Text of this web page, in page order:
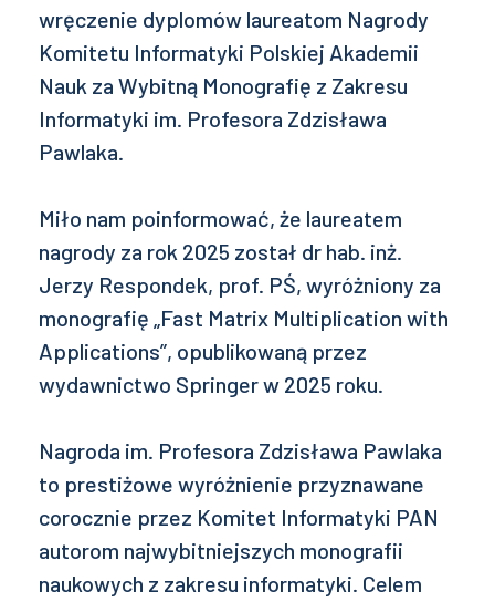
wręczenie dyplomów laureatom Nagrody
Komitetu Informatyki Polskiej Akademii
Nauk za Wybitną Monografię z Zakresu
Informatyki im. Profesora Zdzisława
Pawlaka.
Miło nam poinformować, że laureatem
nagrody za rok 2025 został dr hab. inż.
Jerzy Respondek, prof. PŚ, wyróżniony za
monografię „Fast Matrix Multiplication with
Applications”, opublikowaną przez
wydawnictwo Springer w 2025 roku.
Nagroda im. Profesora Zdzisława Pawlaka
to prestiżowe wyróżnienie przyznawane
corocznie przez Komitet Informatyki PAN
autorom najwybitniejszych monografii
naukowych z zakresu informatyki. Celem